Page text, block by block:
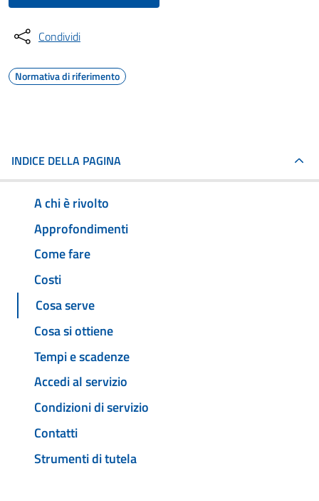
Condividi
Normativa di riferimento
INDICE DELLA PAGINA
A chi è rivolto
Approfondimenti
Come fare
Costi
Cosa serve
Cosa si ottiene
Tempi e scadenze
Accedi al servizio
Condizioni di servizio
Contatti
Strumenti di tutela